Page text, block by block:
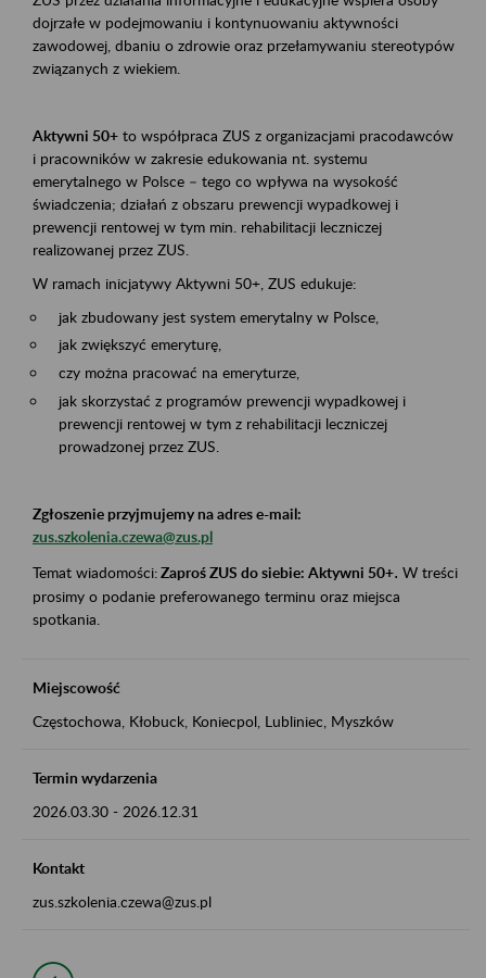
dojrzałe w podejmowaniu i kontynuowaniu aktywności
zawodowej, dbaniu o zdrowie oraz przełamywaniu stereotypów
związanych z wiekiem.
Aktywni 50+ to współpraca ZUS z organizacjami pracodawców
i pracowników w zakresie edukowania nt. systemu
emerytalnego w Polsce – tego co wpływa na wysokość
świadczenia; działań z obszaru prewencji wypadkowej i
prewencji rentowej w tym min. rehabilitacji leczniczej
realizowanej przez ZUS.
W ramach inicjatywy Aktywni 50+, ZUS edukuje:
jak zbudowany jest system emerytalny w Polsce,
jak zwiększyć emeryturę,
czy można pracować na emeryturze,
jak skorzystać z programów prewencji wypadkowej i
prewencji rentowej w tym z rehabilitacji leczniczej
prowadzonej przez ZUS.
Zgłoszenie przyjmujemy na adres e-mail:
zus.szkolenia.czewa@zus.pl
Temat wiadomości:Zaproś ZUS do siebie: Aktywni 50+. W treści
prosimy o podanie preferowanego terminu oraz miejsca
spotkania.
Miejscowość
Częstochowa, Kłobuck, Koniecpol, Lubliniec, Myszków
Termin wydarzenia
2026.03.30 - 2026.12.31
Kontakt
zus.szkolenia.czewa@zus.pl